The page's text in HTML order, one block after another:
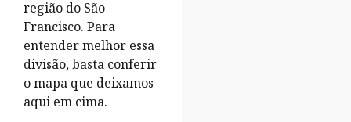
região do São
Francisco. Para
entender melhor essa
divisão, basta conferir
o mapa que deixamos
aqui em cima.